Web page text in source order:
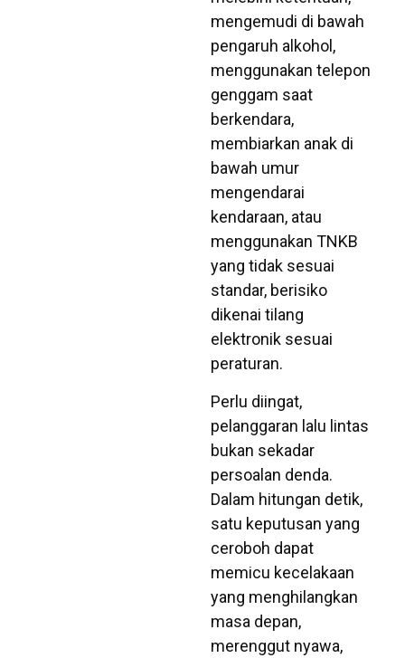
mengemudi di bawah
pengaruh alkohol,
menggunakan telepon
genggam saat
berkendara,
membiarkan anak di
bawah umur
mengendarai
kendaraan, atau
menggunakan TNKB
yang tidak sesuai
standar, berisiko
dikenai tilang
elektronik sesuai
peraturan.
Perlu diingat,
pelanggaran lalu lintas
bukan sekadar
persoalan denda.
Dalam hitungan detik,
satu keputusan yang
ceroboh dapat
memicu kecelakaan
yang menghilangkan
masa depan,
merenggut nyawa,